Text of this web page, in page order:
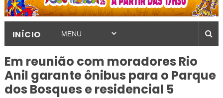
INÍCIO
Em reunião com moradores Rio
Anil garante ônibus para o Parque
dos Bosques e residencial 5